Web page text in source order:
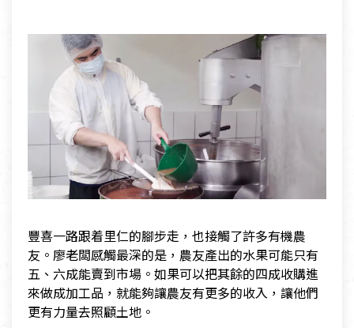
豐喜一路跟着里仁的腳步走，也接觸了許多有機農
友。廖老闆感觸最深的是，農友產出的水果可能只有
五、六成能賣到市場。如果可以把其餘的四成收購進
來做成加工品，就能夠讓農友有更多的收入，讓他們
更有力量去照顧土地。